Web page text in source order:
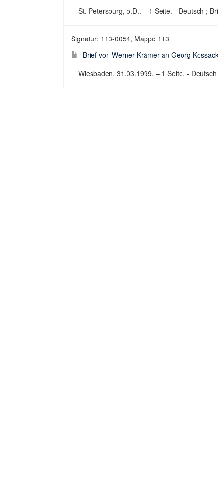
St. Petersburg, o.D.. – 1 Seite. - Deutsch ;
Signatur: 113-0054, Mappe 113
Brief von Werner Krämer an Georg
Wiesbaden, 31.03.1999. – 1 Seite. -